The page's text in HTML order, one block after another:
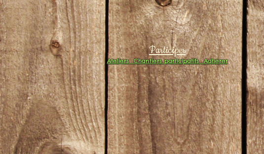
Participer
AteliersChantiers participatifsAdhérer